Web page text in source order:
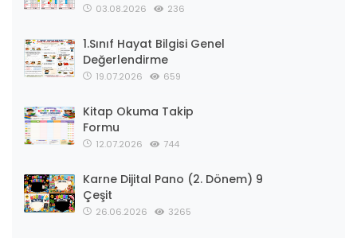
03.08.2026 236
1.Sınıf Hayat Bilgisi Genel
Değerlendirme
19.07.2026 659
Kitap Okuma Takip
Formu
12.07.2026 744
Karne Dijital Pano (2. Dönem) 9
Çeşit
26.06.2026 3265